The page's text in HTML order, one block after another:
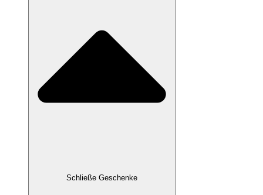
Schließe Geschenke